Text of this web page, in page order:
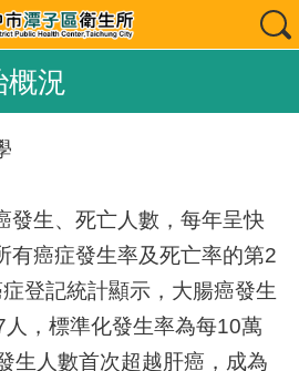
概況
發生、死亡人數，每年呈快
有癌症發生率及死亡率的第2
登記統計顯示，大腸癌發生
人，標準化發生率為每10萬
生人數首次超越肝癌，成為